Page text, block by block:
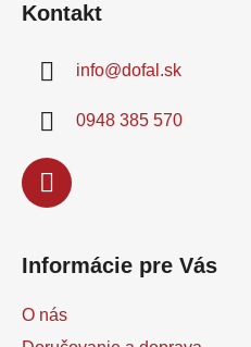
Kontakt
info@dofal.sk
0948 385 570
Informácie pre Vás
O nás